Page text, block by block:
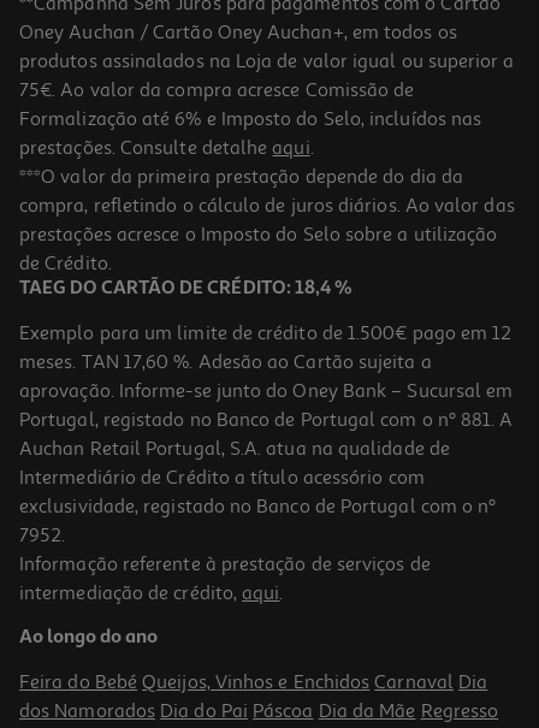
Oney Auchan / Cartão Oney Auchan+, em todos os
produtos assinalados na Loja de valor igual ou superior a
75€. Ao valor da compra acresce Comissão de
Formalização até 6% e Imposto do Selo, incluídos nas
prestações. Consulte detalhe aqui.
***O valor da primeira prestação depende do dia da
compra, refletindo o cálculo de juros diários. Ao valor das
prestações acresce o Imposto do Selo sobre a utilização
de Crédito.
TAEG DO CARTÃO DE CRÉDITO: 18,4 %
Exemplo para um limite de crédito de 1.500€ pago em 12
meses. TAN 17,60 %. Adesão ao Cartão sujeita a
aprovação. Informe-se junto do Oney Bank – Sucursal em
Portugal, registado no Banco de Portugal com o nº 881. A
Auchan Retail Portugal, S.A. atua na qualidade de
Intermediário de Crédito a título acessório com
exclusividade, registado no Banco de Portugal com o nº
7952.
Informação referente à prestação de serviços de
intermediação de crédito, aqui.
Ao longo do ano
Feira do Bebé Queijos, Vinhos e Enchidos Carnaval Dia
dos Namorados Dia do Pai Páscoa Dia da Mãe Regresso